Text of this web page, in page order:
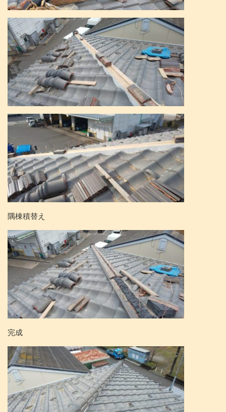
隅棟積替え
完成